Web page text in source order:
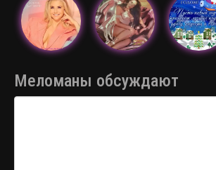
Меломаны обсуждают